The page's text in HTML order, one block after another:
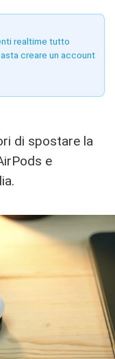
realtime tutto
creare un account
di spostare la
e